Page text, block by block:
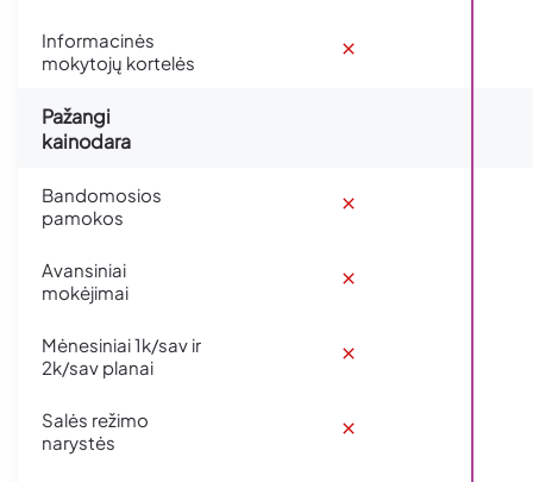
Informacinės
mokytojų kortelės
Pažangi
kainodara
Bandomosios
pamokos
Avansiniai
mokėjimai
Mėnesiniai 1k/sav ir
2k/sav planai
Salės režimo
narystės